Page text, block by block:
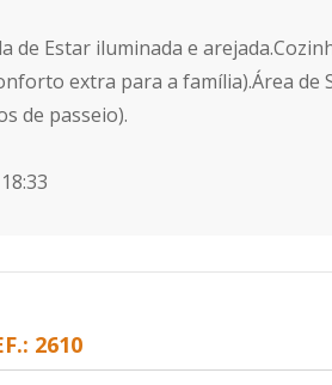
de Estar iluminada e
extra para a família).Área de
de passeio).
2610